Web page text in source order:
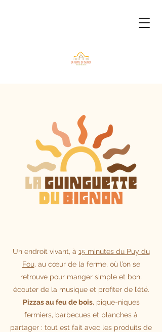
Un endroit vivant, à 15 minutes du Puy du
Fou, au cœur de la ferme, où l’on se
retrouve pour manger simple et bon,
écouter de la musique et profiter de l’été.
Pizzas au feu de bois, pique-niques
fermiers, barbecues et planches à
partager : tout est fait avec les produits de